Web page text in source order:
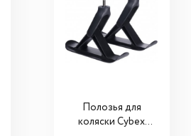
Полозья для
коляски Cybex